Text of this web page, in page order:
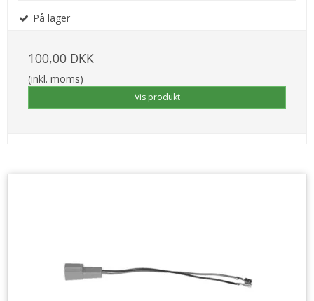
På lager
100,00 DKK
(inkl. moms)
Vis produkt